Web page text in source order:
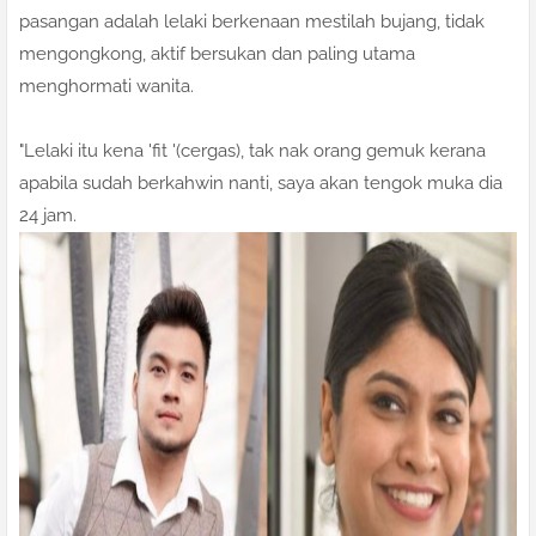
pasangan adalah lelaki berkenaan mestilah bujang, tidak
mengongkong, aktif bersukan dan paling utama
menghormati wanita.
"Lelaki itu kena 'fit '(cergas), tak nak orang gemuk kerana
apabila sudah berkahwin nanti, saya akan tengok muka dia
24 jam.